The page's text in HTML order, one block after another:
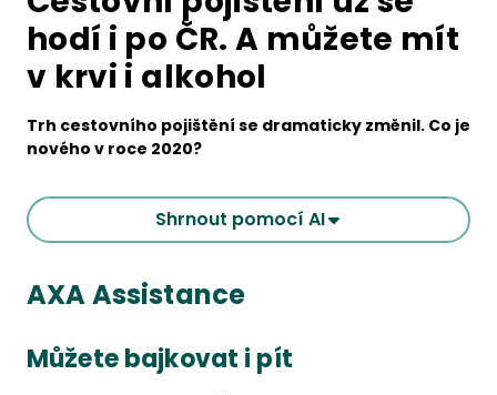
hodí i po ČR. A můžete mít
v krvi i alkohol
Trh cestovního pojištění se dramaticky změnil. Co je
nového v roce 2020?
Shrnout pomocí AI
AXA Assistance
Můžete bajkovat i pít